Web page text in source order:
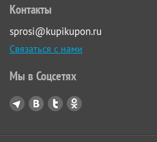
Контакты
sprosi@kupikupon.ru
Связаться с нами
Мы в Соцсетях